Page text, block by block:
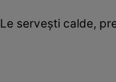
Le servești calde,